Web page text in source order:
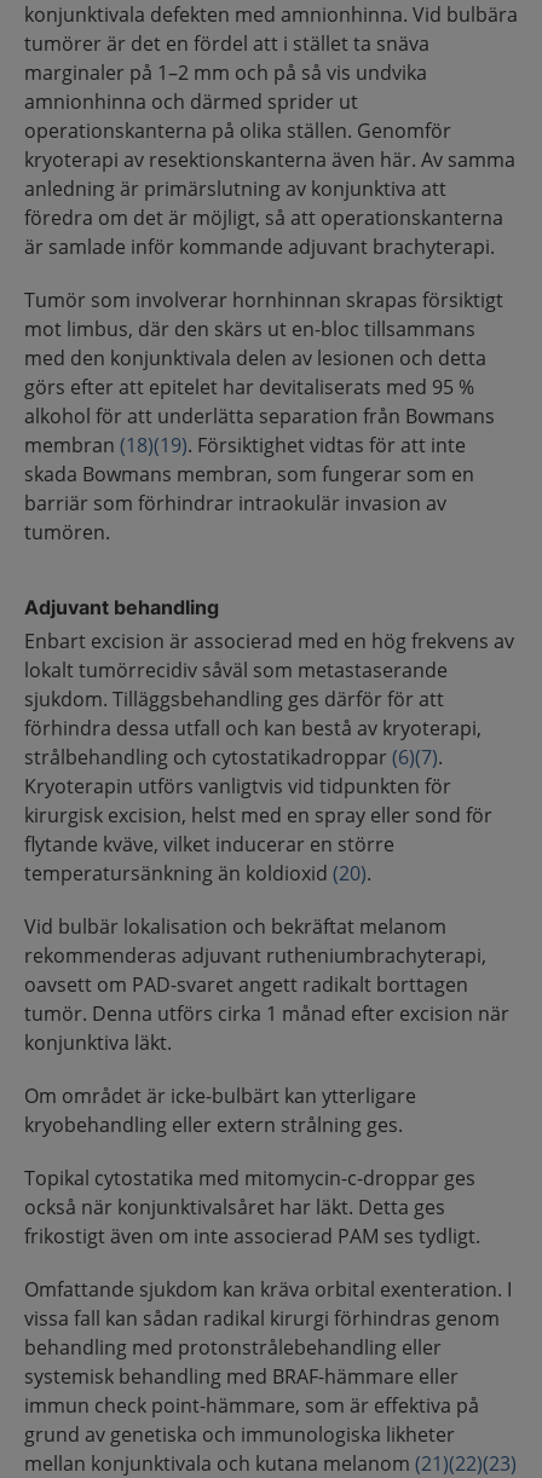
konjunktivala defekten med amnionhinna. Vid bulbära
tumörer är det en fördel att i stället ta snäva
marginaler på 1–2 mm och på så vis undvika
amnionhinna och därmed sprider ut
operationskanterna på olika ställen. Genomför
kryoterapi av resektionskanterna även här. Av samma
anledning är primärslutning av konjunktiva att
föredra om det är möjligt, så att operationskanterna
är samlade inför kommande adjuvant brachyterapi.
Tumör som involverar hornhinnan skrapas försiktigt
mot limbus, där den skärs ut en-bloc tillsammans
med den konjunktivala delen av lesionen och detta
görs efter att epitelet har devitaliserats med 95 %
alkohol för att underlätta separation från Bowmans
membran (18)(19). Försiktighet vidtas för att inte
skada Bowmans membran, som fungerar som en
barriär som förhindrar intraokulär invasion av
tumören.
Adjuvant behandling
Enbart excision är associerad med en hög frekvens av
lokalt tumörrecidiv såväl som metastaserande
sjukdom. Tilläggsbehandling ges därför för att
förhindra dessa utfall och kan bestå av kryoterapi,
strålbehandling och cytostatikadroppar (6)(7).
Kryoterapin utförs vanligtvis vid tidpunkten för
kirurgisk excision, helst med en spray eller sond för
flytande kväve, vilket inducerar en större
temperatursänkning än koldioxid (20).
Vid bulbär lokalisation och bekräftat melanom
rekommenderas adjuvant rutheniumbrachyterapi,
oavsett om PAD-svaret angett radikalt borttagen
tumör. Denna utförs cirka 1 månad efter excision när
konjunktiva läkt.
Om området är icke-bulbärt kan ytterligare
kryobehandling eller extern strålning ges.
Topikal cytostatika med mitomycin-c-droppar ges
också när konjunktivalsåret har läkt. Detta ges
frikostigt även om inte associerad PAM ses tydligt.
Omfattande sjukdom kan kräva orbital exenteration. I
vissa fall kan sådan radikal kirurgi förhindras genom
behandling med protonstrålebehandling eller
systemisk behandling med BRAF-hämmare eller
immun check point-hämmare, som är effektiva på
grund av genetiska och immunologiska likheter
mellan konjunktivala och kutana melanom (21)(22)(23)